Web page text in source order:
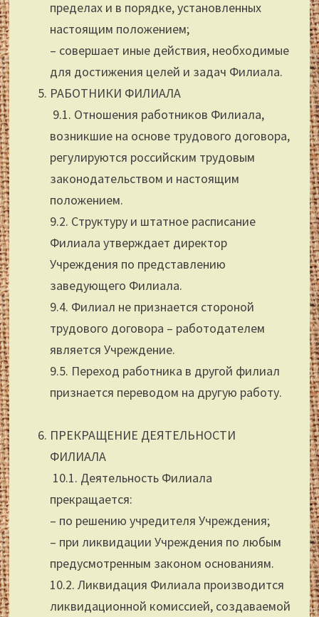
пределах и в порядке, установленных
настоящим положением;
– совершает иные действия, необходимые
для достижения целей и задач Филиала.
РАБОТНИКИ ФИЛИАЛА
9.1. Отношения работников Филиала,
возникшие на основе трудового договора,
регулируются российским трудовым
законодательством и настоящим
положением.
9.2. Структуру и штатное расписание
Филиала утверждает директор
Учреждения по представлению
заведующего Филиала.
9.4. Филиал не признается стороной
трудового договора – работодателем
является Учреждение.
9.5. Переход работника в другой филиал
признается переводом на другую работу.
ПРЕКРАЩЕНИЕ ДЕЯТЕЛЬНОСТИ
ФИЛИАЛА
10.1. Деятельность Филиала
прекращается:
– по решению учредителя Учреждения;
– при ликвидации Учреждения по любым
предусмотренным законом основаниям.
10.2. Ликвидация Филиала производится
ликвидационной комиссией, создаваемой